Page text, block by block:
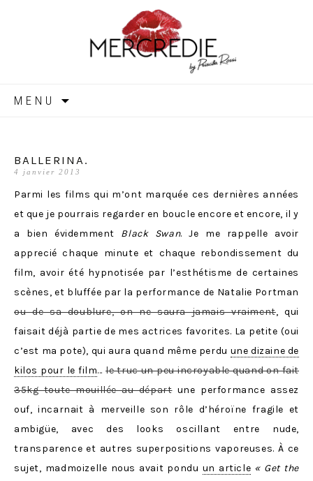
MERCREDIE
MENU
BALLERINA.
4 janvier 2013
Parmi les films qui m’ont marquée ces dernières années
et que je pourrais regarder en boucle encore et encore, il y
a bien évidemment Black Swan. Je me rappelle avoir
apprecié chaque minute et chaque rebondissement du
film, avoir été hypnotisée par l’esthétisme de certaines
scènes, et bluffée par la performance de Natalie Portman
ou de sa doublure, on ne saura jamais vraiment, qui
faisait déjà partie de mes actrices favorites. La petite (oui
c’est ma pote), qui aura quand même perdu une dizaine de
kilos pour le film…le truc un peu incroyable quand on fait
35kg toute mouillée au départune performance assez
ouf, incarnait à merveille son rôle d’héroïne fragile et
ambigüe, avec des looks oscillant entre nude,
transparence et autres superpositions vaporeuses. À ce
sujet, madmoizelle nous avait pondu un article « Get the